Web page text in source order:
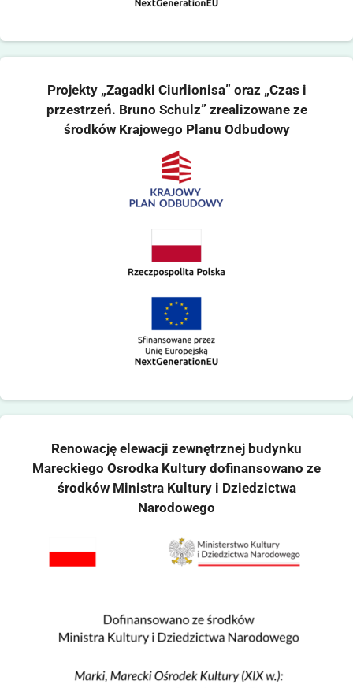
Projekty „Zagadki Ciurlionisa” oraz „Czas i
przestrzeń. Bruno Schulz” zrealizowane ze
środków Krajowego Planu Odbudowy
Renowację elewacji zewnętrznej budynku
Mareckiego Osrodka Kultury dofinansowano ze
środków Ministra Kultury i Dziedzictwa
Narodowego